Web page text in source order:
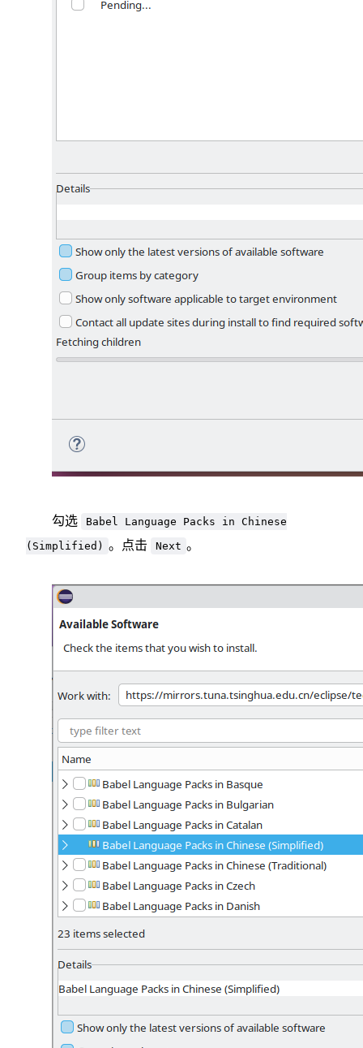
勾选
Babel Language Packs in Chinese
(Simplified) 。点击 Next 。